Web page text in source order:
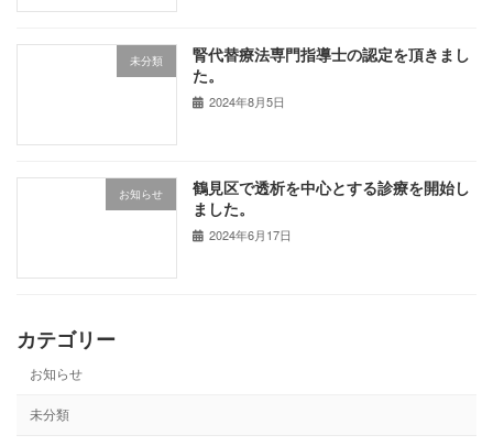
未分類
腎代替療法専門指導士の認定を頂きまし
た。
2024年8月5日
お知らせ
鶴見区で透析を中心とする診療を開始し
ました。
2024年6月17日
カテゴリー
お知らせ
未分類